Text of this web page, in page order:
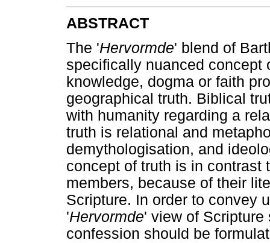
ABSTRACT
The 'Hervormde' blend of
specifically nuanced concept
knowledge, dogma or faith
geographical truth. Biblical
with humanity regarding a
truth is relational and
demythologisation, and
concept of truth is in contrast
members, because of their
Scripture. In order to convey
'Hervormde' view of Scripture
confession should be